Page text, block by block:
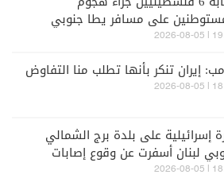
على مسافر يطا جنوبي
19:00 |
إيران تنكر بأنها تطلب منا التفاوض
18:55 |
إسرائيلية على بلدة برج الشمالي
لبنان أسفرت عن وقوع إصابات
18:46 |